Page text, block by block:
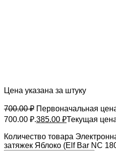
Цена указана за штуку
700.00₽ Первоначальная
700.00 ₽.385.00 ₽Текущая
Количество товара
затяжек Яблоко (Elf Bar NC